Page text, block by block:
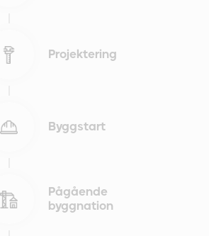
Projektering
Byggstart
Pågående
byggnation